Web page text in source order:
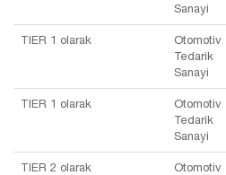
Sanayi
TIER 1 olarak
Otomotiv
Tedarik
Sanayi
TIER 1 olarak
Otomotiv
Tedarik
Sanayi
TIER 2 olarak
Otomotiv